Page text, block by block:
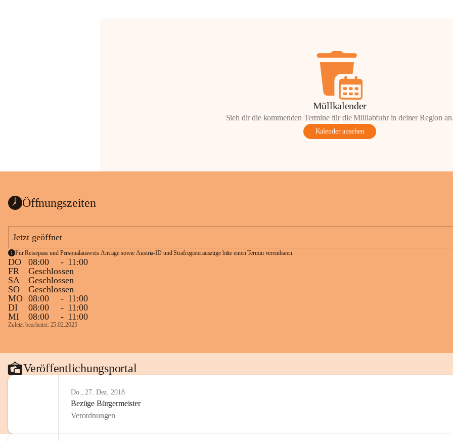
Müllkalender
Sieh dir die kommenden Termine für die Müllabfuhr in deiner Region
Kalender ansehen
Öffnungszeiten
Jetzt geöffnet
Für Reisepass und Personalausweis Anträge sowie Austria-ID und Strafregisterauszüge bitte einen Termin vereinbaren.
DO 08:00 - 11:00
FR
Geschlossen
SA
Geschlossen
SO
Geschlossen
MO 08:00 - 11:00
DI
08:00 - 11:00
MI
08:00 - 11:00
Zuletzt bearbeitet: 25.02.2025
Veröffentlichungsportal
Do., 27. Dez. 2018
Bezüge Bürgermeister
Verordnungen